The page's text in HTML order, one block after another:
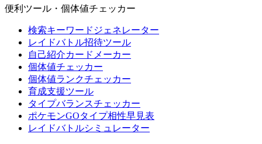
便利ツール・個体値チェッカー
検索キーワードジェネレーター
レイドバトル招待ツール
自己紹介カードメーカー
個体値チェッカー
個体値ランクチェッカー
育成支援ツール
タイプバランスチェッカー
ポケモンGOタイプ相性早見表
レイドバトルシミュレーター